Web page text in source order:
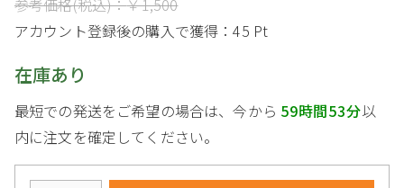
参考価格(税込)：￥1,500
アカウント登録後の購入で獲得：45 Pt
在庫あり
最短での発送をご希望の場合は、今から 59時間53分以
内に注文を確定してください。